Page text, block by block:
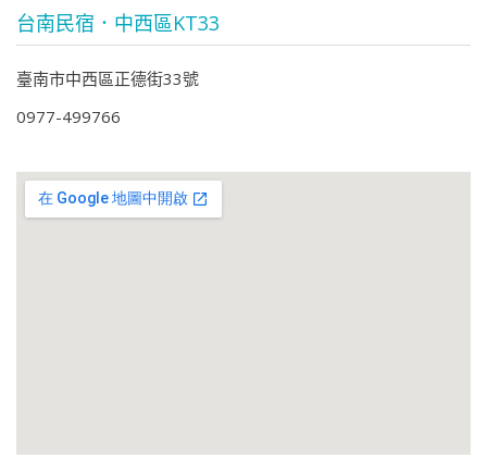
台南民宿．中西區KT33
臺南市中西區正德街33號
0977-499766